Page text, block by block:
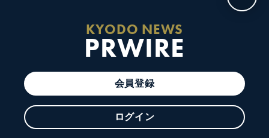
KYODO NEWS
PRWIRE
会員登録
ログイン